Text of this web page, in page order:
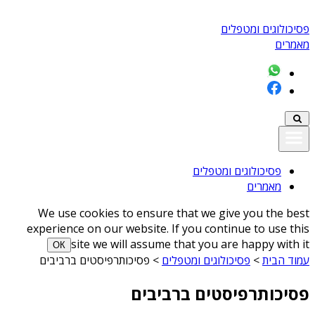
פסיכולוגים ומטפלים
מאמרים
פסיכולוגים ומטפלים
מאמרים
We use cookies to ensure that we give you the best
experience on our website. If you continue to use this
site we will assume that you are happy with it
ОК
עמוד הבית> פסיכולוגים ומטפלים > פסיכותרפיסטים ברביבים
פסיכותרפיסטים ברביבים